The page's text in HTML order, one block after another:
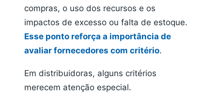
compras, o uso dos recursos e os
impactos de excesso ou falta de estoque.
Esse ponto reforça a importância de
avaliar fornecedores com critério.
Em distribuidoras, alguns critérios
merecem atenção especial.